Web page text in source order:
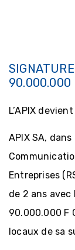
90.000.000
L’APIX
APIX SA,
Entreprises
de 2 ans avec
90.000.000 F
locaux de sa